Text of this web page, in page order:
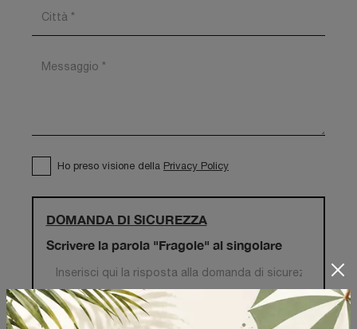
Ho preso visione della Privacy Policy
DOMANDA DI SICUREZZA
Scrivere la parola "Fragole" al singolare